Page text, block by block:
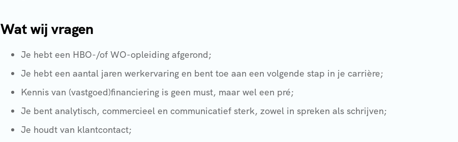
Wat wij vragen
Je hebt een HBO-/of WO-opleiding afgerond;
Je hebt een aantal jaren werkervaring en bent toe aan een volgende stap in je carrière;
Kennis van (vastgoed)financiering is geen must, maar wel een pré;
Je bent analytisch, commercieel en communicatief sterk, zowel in spreken als schrijven;
Je houdt van klantcontact;